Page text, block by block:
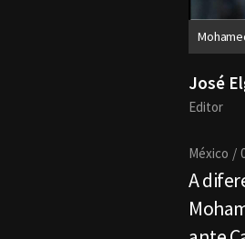
José
Editor
México
A